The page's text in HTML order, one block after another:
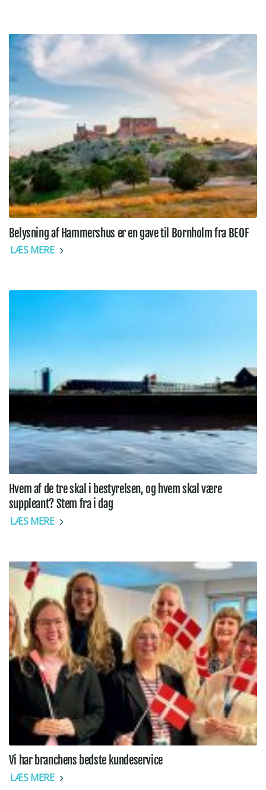
Belysning af Hammershus er en gave til Bornholm fra BEOF
LÆS MERE
Hvem af de tre skal i bestyrelsen, og hvem skal være
suppleant? Stem fra i dag
LÆS MERE
Vi har branchens bedste kundeservice
LÆS MERE